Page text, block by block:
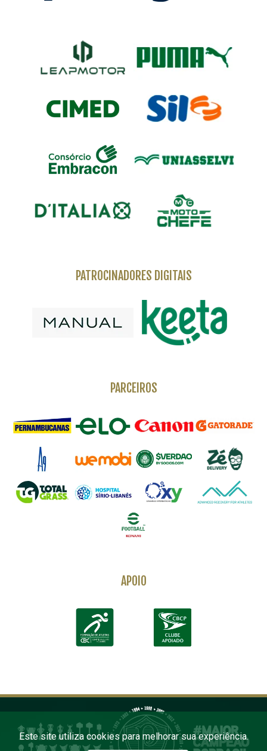
PATROCINADORES DIGITAIS
PARCEIROS
APOIO
Este site utiliza cookies para melhorar sua experiência.